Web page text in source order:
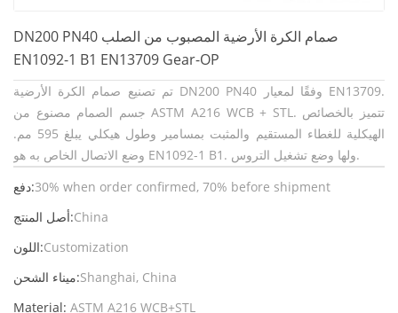
DN200 PN40 صمام الكرة الأرضية المصبوب من الصلب
EN1092-1 B1 EN13709 Gear-OP
تم تصنيع صمام الكرة الأرضية DN200 PN40 وفقًا لمعيار EN13709.
جسم الصمام مصنوع من ASTM A216 WCB + STL. تتميز بالخصائص
الهيكلية للغطاء المستقيم والمثبت بمسامير وطول هيكلي يبلغ 595 مم.
وضع الاتصال الخاص به هو EN1092-1 B1. ولها وضع تشغيل التروس.
دفع:30% when order confirmed, 70% before shipment
أصل المنتج:China
اللون:Customization
ميناء الشحن:Shanghai, China
Material: ASTM A216 WCB+STL